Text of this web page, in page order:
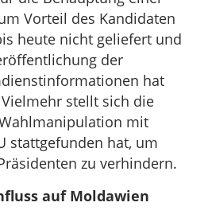
Vorteil des Kandidaten
heute nicht geliefert und
der
hat
stellt sich die
mit
stattgefunden hat, um
zu verhindern.
auf Moldawien